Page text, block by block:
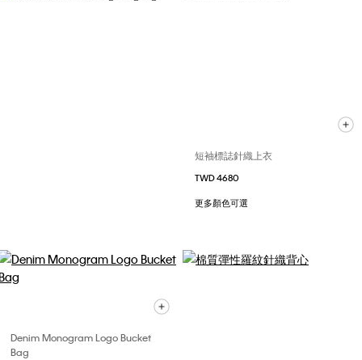
短袖標誌針織上衣
TWD 4680
更多顏色可選
Denim Monogram Logo Bucket
Bag